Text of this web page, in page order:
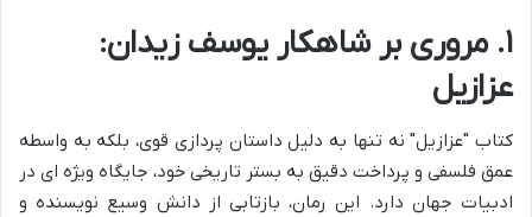
۱. مروری بر شاهکار یوسف زیدان:
عزازیل
کتاب "عزازیل" نه تنها به دلیل داستان پردازی قوی، بلکه به واسطه
عمق فلسفی و پرداخت دقیق به بستر تاریخی خود، جایگاه ویژه ای در
ادبیات جهان دارد. این رمان، بازتابی از دانش وسیع نویسنده و